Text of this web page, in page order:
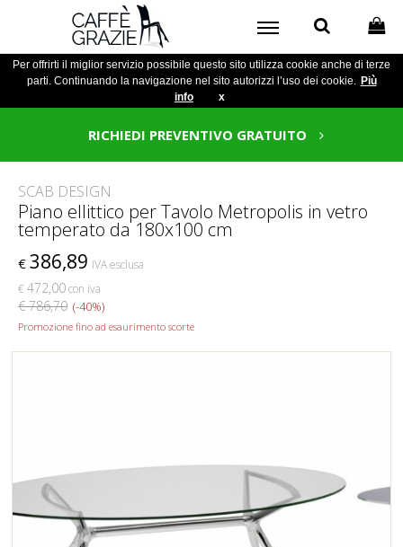
Per offrirti il miglior servizio possibile questo sito utilizza cookie anche di terze
parti. Continuando la navigazione nel sito autorizzi l’uso dei cookie. Più
info
x
RICHIEDI PREVENTIVO GRATUITO
SCAB DESIGN
Piano ellittico per Tavolo Metropolis in vetro
temperato da 180x100 cm
€ 386,89 IVA esclusa
€ 472,00con iva
€ 786,70 (-40%)
Promozione fino ad esaurimento scorte